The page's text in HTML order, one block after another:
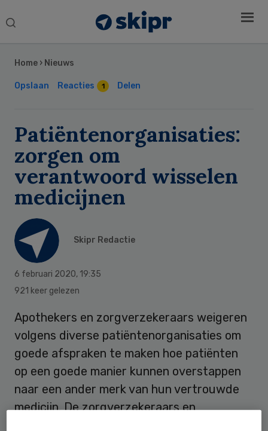
Search
Home › Nieuws
Opslaan Reacties 1 Delen
Patiëntenorganisaties:
zorgen om
verantwoord wisselen
medicijnen
Skipr Redactie
6 februari 2020, 19:35
921 keer gelezen
Apothekers en zorgverzekeraars weigeren
volgens diverse patiëntenorganisaties om
goede afspraken te maken hoe patiënten
op een goede manier kunnen overstappen
naar een ander merk van hun vertrouwde
medicijn. De zorgverzekeraars en
Sidebar